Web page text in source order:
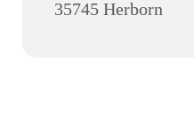
35745 Herborn